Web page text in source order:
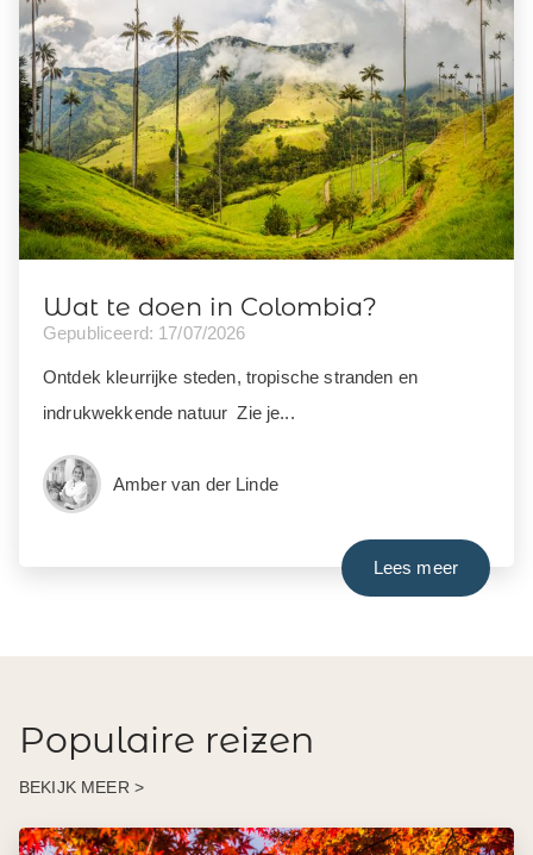
Wat te doen in Colombia?
Gepubliceerd: 17/07/2026
Ontdek kleurrijke steden, tropische stranden en
indrukwekkende natuur Zie je...
Amber van der Linde
Lees meer
Populaire reizen
BEKIJK MEER >